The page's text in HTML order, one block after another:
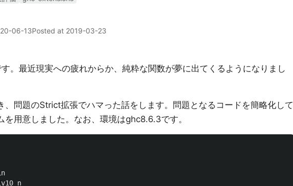
06-13Posted at 2019-03-23
。最近現実への疲れからか、純粋な関数が夢に出てくるようになりまし
、問題のStrict拡張でハマった話をします。問題となるコードを簡略化して
を用意しました。なお、環境はghc8.6.3です。
n